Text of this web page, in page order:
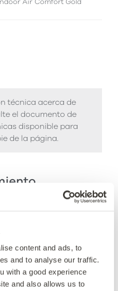
content and ads, to
and to analyse our traffic.
with a good experience
and also allows us to
técnica acerca de
el documento de
disponible para
de la página.